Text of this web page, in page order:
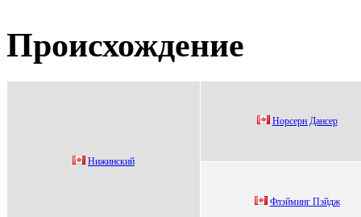
Происхождение
Нижинcкий
Hoрcерн Дaнcер
Флэйминг Пэйдж